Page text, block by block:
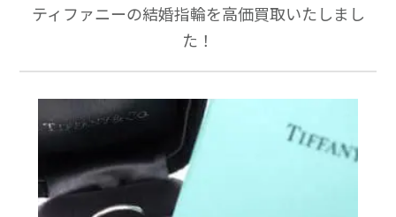
ティファニーの結婚指輪を高価買取いたしまし
た！